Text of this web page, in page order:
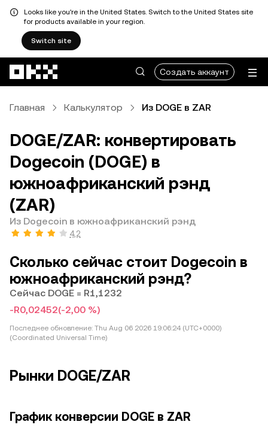
Looks like you're in the United States. Switch to the United States site
for products available in your region.
Switch site
Создать аккаунт
Главная Калькулятор Из DOGE в ZAR
DOGE/ZAR: конвертировать
Dogecoin (DOGE) в
южноафриканский рэнд
(ZAR)
Из Dogecoin в южноафриканский рэнд
4,2
Сколько сейчас стоит Dogecoin в
южноафриканский рэнд?
Сейчас DOGE = R1,1232
-R0,02452(-2,00 %)
Последнее обновление: Thu Aug 06 2026 19:06:24 (UTC+0000)
(Coordinated Universal Time)
Рынки DOGE/ZAR
График конверсии DOGE в ZAR